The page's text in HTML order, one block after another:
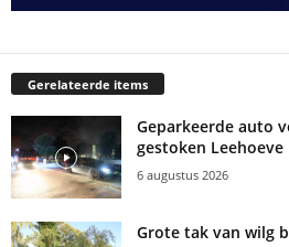
Gerelateerde items
Geparkeerde auto
gestoken Leehoeve
6 augustus 2026
Grote tak van wilg